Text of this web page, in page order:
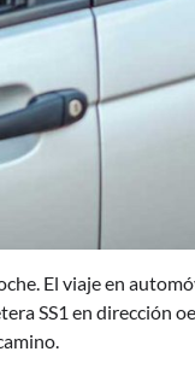
El viaje en
SS1 en dirección